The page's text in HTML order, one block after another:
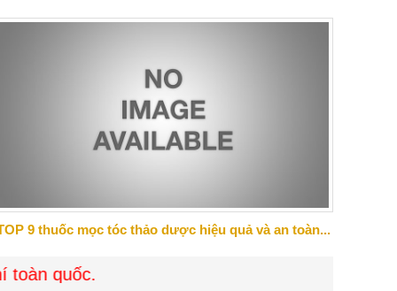
9 thuốc mọc tóc thảo dược hiệu quả và an toàn...
quốc.